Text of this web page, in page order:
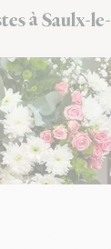
à Saulx-